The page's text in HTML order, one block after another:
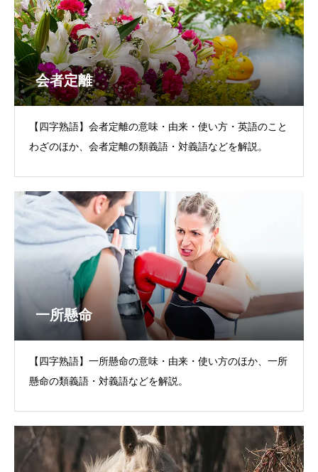
会者定離
【四字熟語】会者定離の意味・由来・使い方・英語のこと
わざのほか、会者定離の類義語・対義語などを解説。
一所懸命
【四字熟語】一所懸命の意味・由来・使い方のほか、一所
懸命の類義語・対義語などを解説。